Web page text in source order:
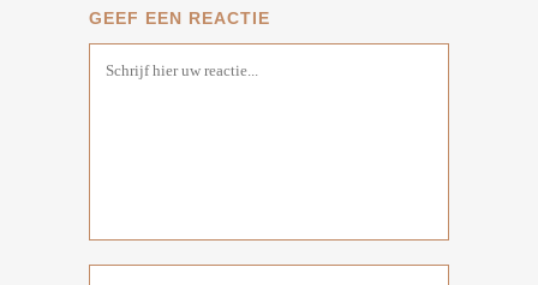
GEEF EEN REACTIE